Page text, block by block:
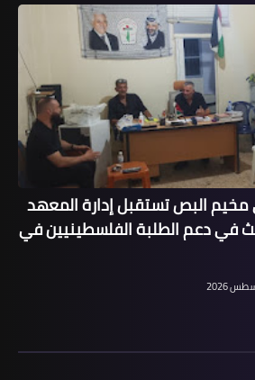
هم:
تواجه الموت.. لم
صور لإصابتها
مخيم البص تستقبل إدارة المعهد
في دعم الطلبة الفلسطينيين في